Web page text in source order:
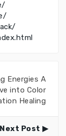
Energies A
into Color
Healing
Next Post